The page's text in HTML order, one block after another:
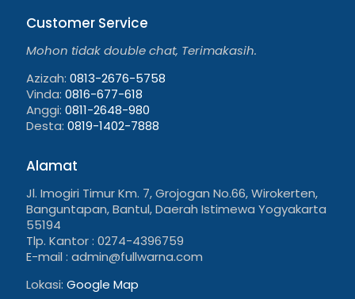
Customer Service
Mohon tidak double chat, Terimakasih.
Azizah: 0813-2676-5758
Vinda: 0816-677-618
Anggi: 0811-2648-980
Desta: 0819-1402-7888
Alamat
Jl. Imogiri Timur Km. 7, Grojogan No.66, Wirokerten,
Banguntapan, Bantul, Daerah Istimewa Yogyakarta
55194
Tlp. Kantor : 0274-4396759
E-mail : admin@fullwarna.com
Lokasi: Google Map